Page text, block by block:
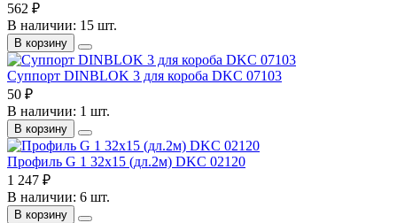
562 ₽
В наличии: 15 шт.
В корзину
Суппорт DINBLOK 3 для короба DKC 07103
50 ₽
В наличии: 1 шт.
В корзину
Профиль G 1 32х15 (дл.2м) DKC 02120
1 247 ₽
В наличии: 6 шт.
В корзину